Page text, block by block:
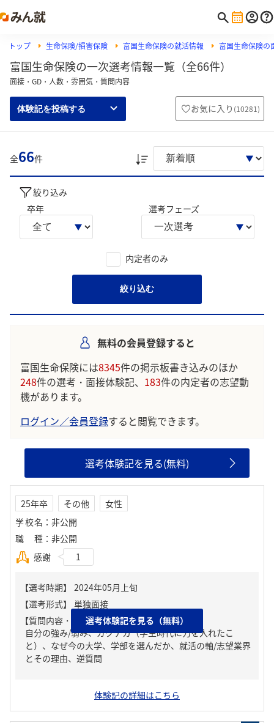
トップ 生命保険/損害保険 富国生命保険の就活情報 富国生命保険の
富国生命保険の一次選考情報一覧（全66件）
面接・GD・人数・雰囲気・質問内容
体験記を投稿する お気に入り (10281)
全66件
絞り込み
卒年
選考フェーズ
内定者のみ
絞り込む
無料の会員登録すると
富国生命保険には8345件の掲示板書き込みのほか
248件の選考・面接体験記、 183件の内定者の志望動
機があります。
ログイン／会員登録すると閲覧できます。
選考体験記を見る(無料)
25年卒 その他
女性
学校名 ： 非公開
職種 ： 非公開
感謝
1
【質問内容・課題】
自分の強み/弱み、ガクチカ（学生時代に力を入れたこ
と）、なぜ今の大学、学部を選んだか、就活の軸/志望業界
とその理由、逆質問
選考体験記を見る（無料）
体験記の詳細はこちら